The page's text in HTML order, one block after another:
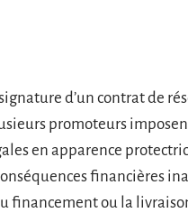
d’un contrat de
promoteurs
en apparence
financières
financement ou la